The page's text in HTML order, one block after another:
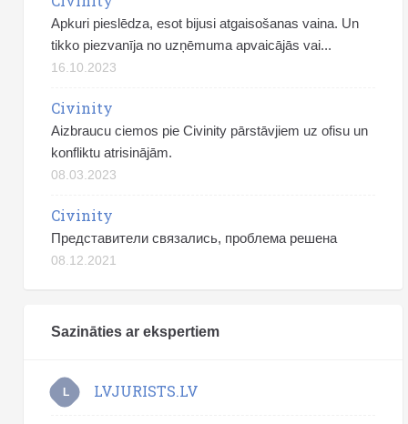
Apkuri pieslēdza, esot bijusi atgaisošanas vaina. Un
tikko piezvanīja no uzņēmuma apvaicājās vai...
16.10.2023
Civinity
Aizbraucu ciemos pie Civinity pārstāvjiem uz ofisu un
konfliktu atrisinājām.
08.03.2023
Civinity
Представители связались, проблема решена
08.12.2021
Sazināties ar ekspertiem
L LVJURISTS.LV